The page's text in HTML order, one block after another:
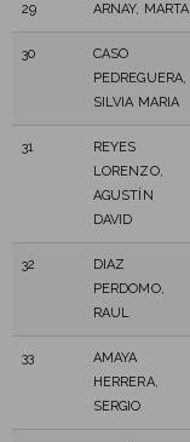
29 ARNAY, MARTA
30
CASO
PEDREGUERA,
SILVIA MARIA
31
REYES
LORENZO,
AGUSTÍN
DAVID
32
DIAZ
PERDOMO,
RAUL
33
AMAYA
HERRERA,
SERGIO